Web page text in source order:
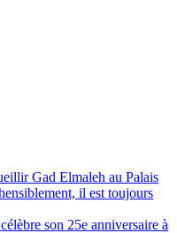
Gad Elmaleh au Palais
il est toujours
son 25e anniversaire à